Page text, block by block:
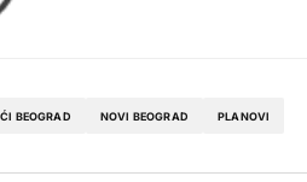
BEOGRAD NOVI BEOGRAD PLANOVI